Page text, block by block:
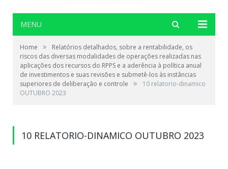
MENU
Home »
Relatórios detalhados, sobre a rentabilidade, os
riscos das diversas modalidades de operações realizadas nas
aplicações dos recursos do RPPS e a aderência à política anual
de investimentos e suas revisões e submetê-los às instâncias
superiores de deliberação e controle
»
10 relatorio-dinamico
OUTUBRO 2023
10 RELATORIO-DINAMICO OUTUBRO 2023